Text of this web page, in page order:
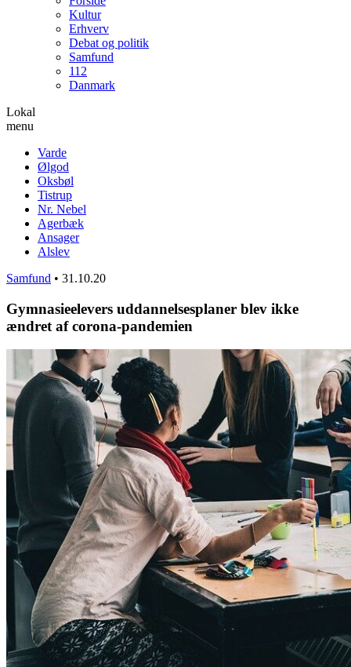
Kultur
Erhverv
Debat og politik
Samfund
112
Danmark
Lokal
menu
Varde
Ølgod
Oksbøl
Tistrup
Nr. Nebel
Agerbæk
Ansager
Alslev
Samfund • 31.10.20
Gymnasieelevers uddannelsesplaner blev ikke
ændret af corona-pandemien